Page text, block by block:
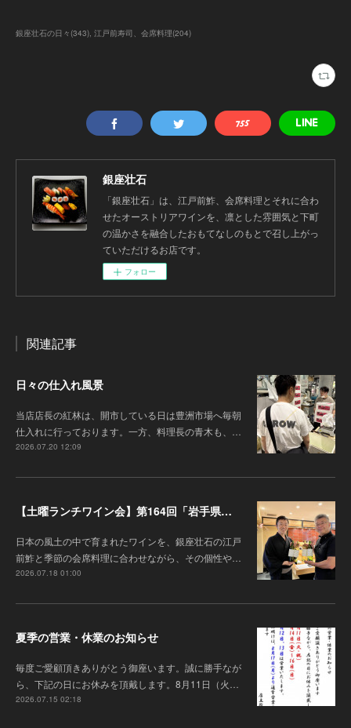
銀座壮石の日々 (343) 江戸前寿司、会席料理(204)
銀座壮石
「銀座壮石」は、江戸前鮓、会席料理とそれに合わ
せたオーストリアワインを、凛とした雰囲気と下町
の温かさを融合したおもてなしのもとで召し上がっ
ていただけるお店です。
フォロー
関連記事
日々の仕入れ風景
当店店長の紅林は、開市している日は豊洲市場へ毎朝
仕入れに行っております。一方、料理長の青木も、…
2026.07.20 12:09
【土曜ランチワイン会】第164回「岩手県『高橋葡萄園』のワインと江戸前鮓」
日本の風土の中で育まれたワインを、銀座壮石の江戸
前鮓と季節の会席料理に合わせながら、その個性や…
2026.07.18 01:00
夏季の営業・休業のお知らせ
毎度ご愛顧頂きありがとう御座います 。誠に勝手なが
ら、下記の日にお休みを頂戴します。8月11日（火…
2026.07.15 02:18